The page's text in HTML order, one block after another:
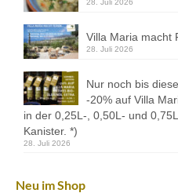
28. Juli 2026
Villa Maria macht
28. Juli 2026
Nur noch bis
-20% auf Villa
in der 0,25L-, 0,50L- und
Kanister. *)
28. Juli 2026
Neu im Shop